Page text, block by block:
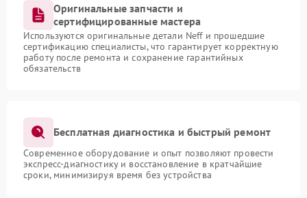
Оригинальные запчасти и
сертифицированные мастера
Используются оригинальные детали Neff и прошедшие
сертификацию специалисты, что гарантирует корректную
работу после ремонта и сохранение гарантийных
обязательств
Бесплатная диагностика и быстрый ремонт
Современное оборудование и опыт позволяют провести
экспресс-диагностику и восстановление в кратчайшие
сроки, минимизируя время без устройства